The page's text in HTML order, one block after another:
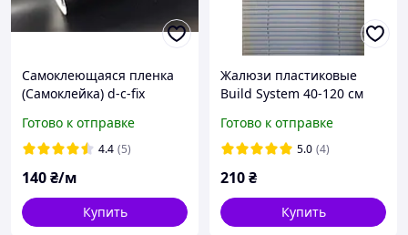
Самоклеющаяся пленка
(Самоклейка) d-c-fix
1м
Готово к отправке
4.4 (5)
140₴/м
Купить
Жалюзи пластиковые
Build System 40-120 см
Готово к отправке
5.0 (4)
210₴
Купить